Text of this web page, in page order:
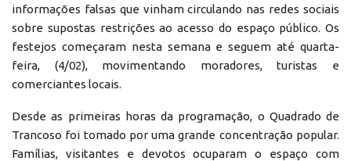
informações falsas que vinham circulando nas redes sociais
sobre supostas restrições ao acesso do espaço público. Os
festejos começaram nesta semana e seguem até quarta-
feira, (4/02), movimentando moradores, turistas e
comerciantes locais.
Desde as primeiras horas da programação, o Quadrado de
Trancoso foi tomado por uma grande concentração popular.
Famílias, visitantes e devotos ocuparam o espaço com